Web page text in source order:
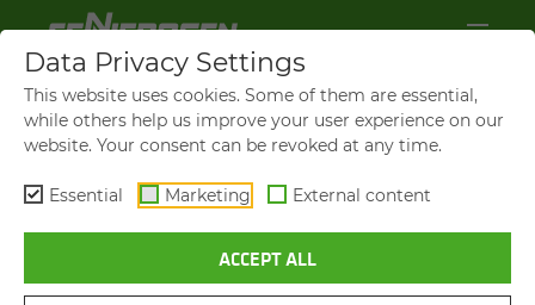
IMPRENTA
Hebbelstraße 30
Data Privacy Settings
This website uses cookies. Some of them are essential,
while others help us improve your user experience on our
website. Your consent can be revoked at any time.
Essential Marketing External content
ACCEPT ALL